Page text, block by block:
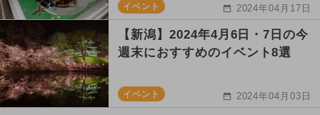
イベント 2024年04月17日
【新潟】2024年4月6日・7日の今
週末におすすめのイベント8選
イベント 2024年04月03日